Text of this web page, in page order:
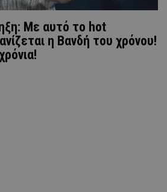
Με αυτό το hot
η Βανδή του χρόνου!